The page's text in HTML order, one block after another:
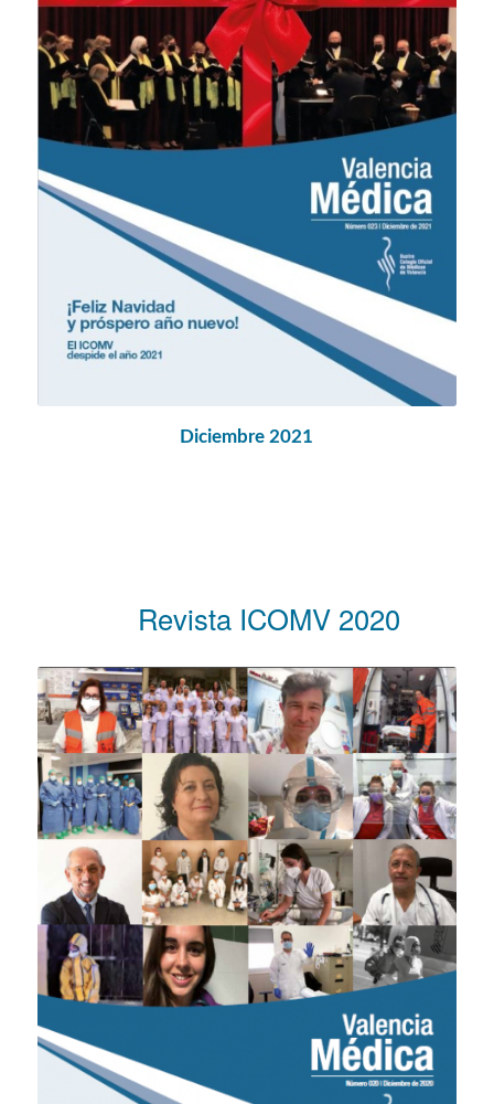
Diciembre 2021
Revista ICOMV 2020